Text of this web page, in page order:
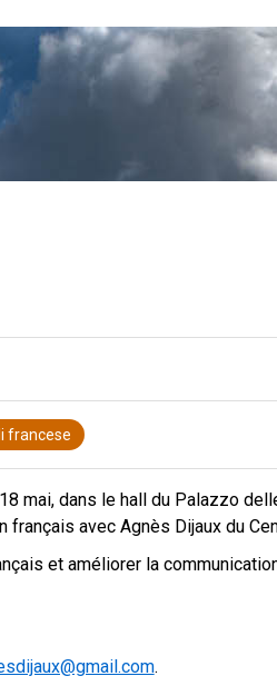
francese
mai, dans le hall du Palazzo
avec Agnès Dijaux du
et améliorer la
.